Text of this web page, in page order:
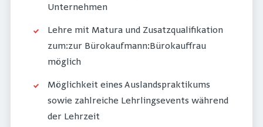
Unternehmen
Lehre mit Matura und Zusatzqualifikation
zum:zur Bürokaufmann:Bürokauffrau
möglich
Möglichkeit eines Auslandspraktikums
sowie zahlreiche Lehrlingsevents während
der Lehrzeit